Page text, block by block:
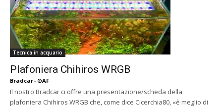
Tecnica in acquario
Plafoniera Chihiros WRGB
Bradcar- ©AF
Il nostro Bradcar ci offre una presentazione/scheda della
plafoniera Chihiros WRGB che, come dice Cicerchia80, «è meglio di